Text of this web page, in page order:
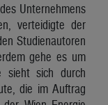
Unternehmens
verteidigte der
Studienautoren
gehe es um
sieht sich durch
die im Auftrag